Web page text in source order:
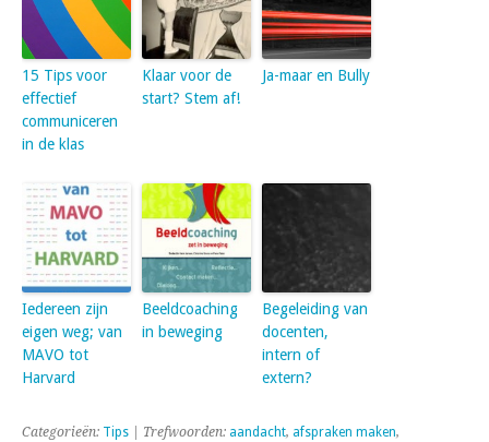
15 Tips voor
effectief
communiceren
in de klas
Klaar voor de
start? Stem af!
Ja-maar en Bully
Iedereen zijn
eigen weg; van
MAVO tot
Harvard
Beeldcoaching
in beweging
Begeleiding van
docenten,
intern of
extern?
Categorieën: Tips | Trefwoorden: aandacht, afspraken maken,